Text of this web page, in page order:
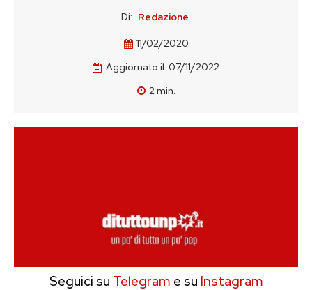
Di: Redazione
11/02/2020
Aggiornato il: 07/11/2022
2min.
Seguici su Telegram e su Instagram